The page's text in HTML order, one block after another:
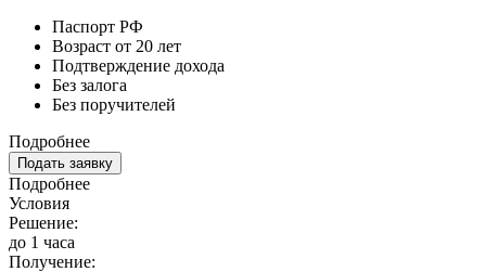
Паспорт РФ
Возраст от 20 лет
Подтверждение дохода
Без залога
Без поручителей
Подробнее
Подать заявку
Подробнее
Условия
Решение:
до 1 часа
Получение: